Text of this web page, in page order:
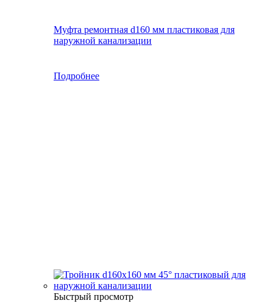
Муфта ремонтная d160 мм пластиковая для
наружной канализации
Подробнее
Быстрый просмотр